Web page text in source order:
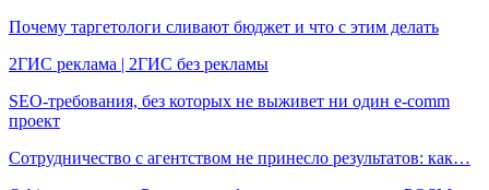
Почему таргетологи сливают бюджет и что с этим делать
2ГИС реклама | 2ГИС без рекламы
SEO-требования, без которых не выживет ни один e-comm
проект
Сотрудничество с агентством не принесло результатов: как…